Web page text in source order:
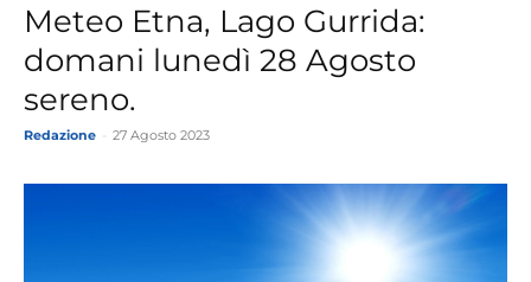
Meteo Etna, Lago Gurrida:
domani lunedì 28 Agosto
sereno.
Redazione 27 Agosto 2023